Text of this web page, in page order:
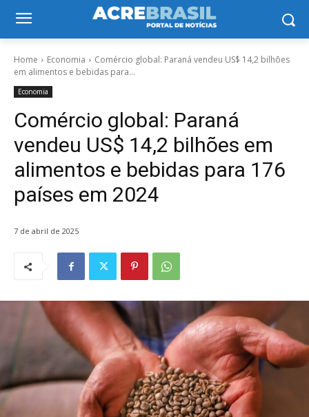
Home Economia
Comércio global: Paraná vendeu US$ 14,2 bilhões
em alimentos e bebidas para...
Economia
Comércio global: Paraná
vendeu US$ 14,2 bilhões em
alimentos e bebidas para 176
países em 2024
7 de abril de 2025